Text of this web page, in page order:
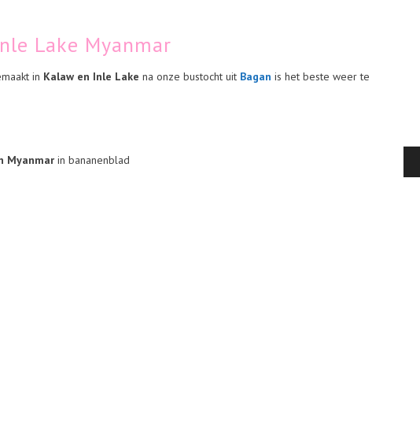
Lake Myanmar
in Kalaw en Inle Lake na onze bustocht uit Bagan is het beste weer te
Myanmar in bananenblad